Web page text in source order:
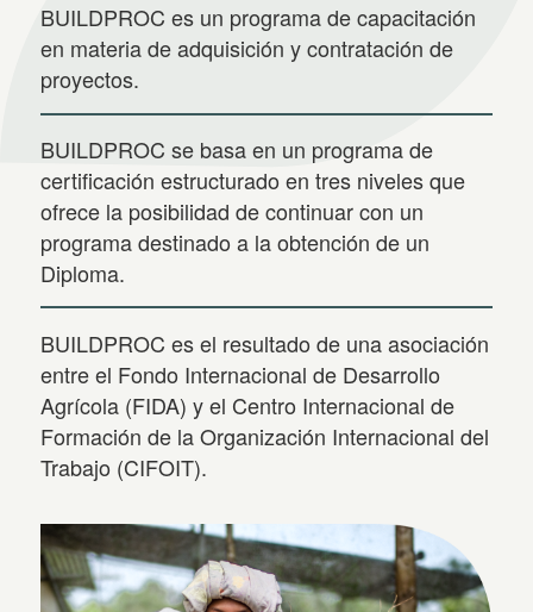
BUILDPROC es un programa de capacitación
en materia de adquisición y contratación de
proyectos.
BUILDPROC se basa en un programa de
certificación estructurado en tres niveles que
ofrece la posibilidad de continuar con un
programa destinado a la obtención de un
Diploma.
BUILDPROC es el resultado de una asociación
entre el Fondo Internacional de Desarrollo
Agrícola (FIDA) y el Centro Internacional de
Formación de la Organización Internacional del
Trabajo (CIFOIT).